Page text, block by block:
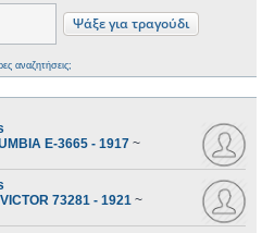
αναζητήσεις;
E-3665 - 1917 ~
73281 - 1921 ~